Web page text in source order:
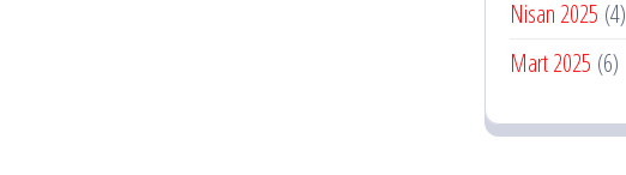
Nisan 2025 (4)
Mart 2025 (6)